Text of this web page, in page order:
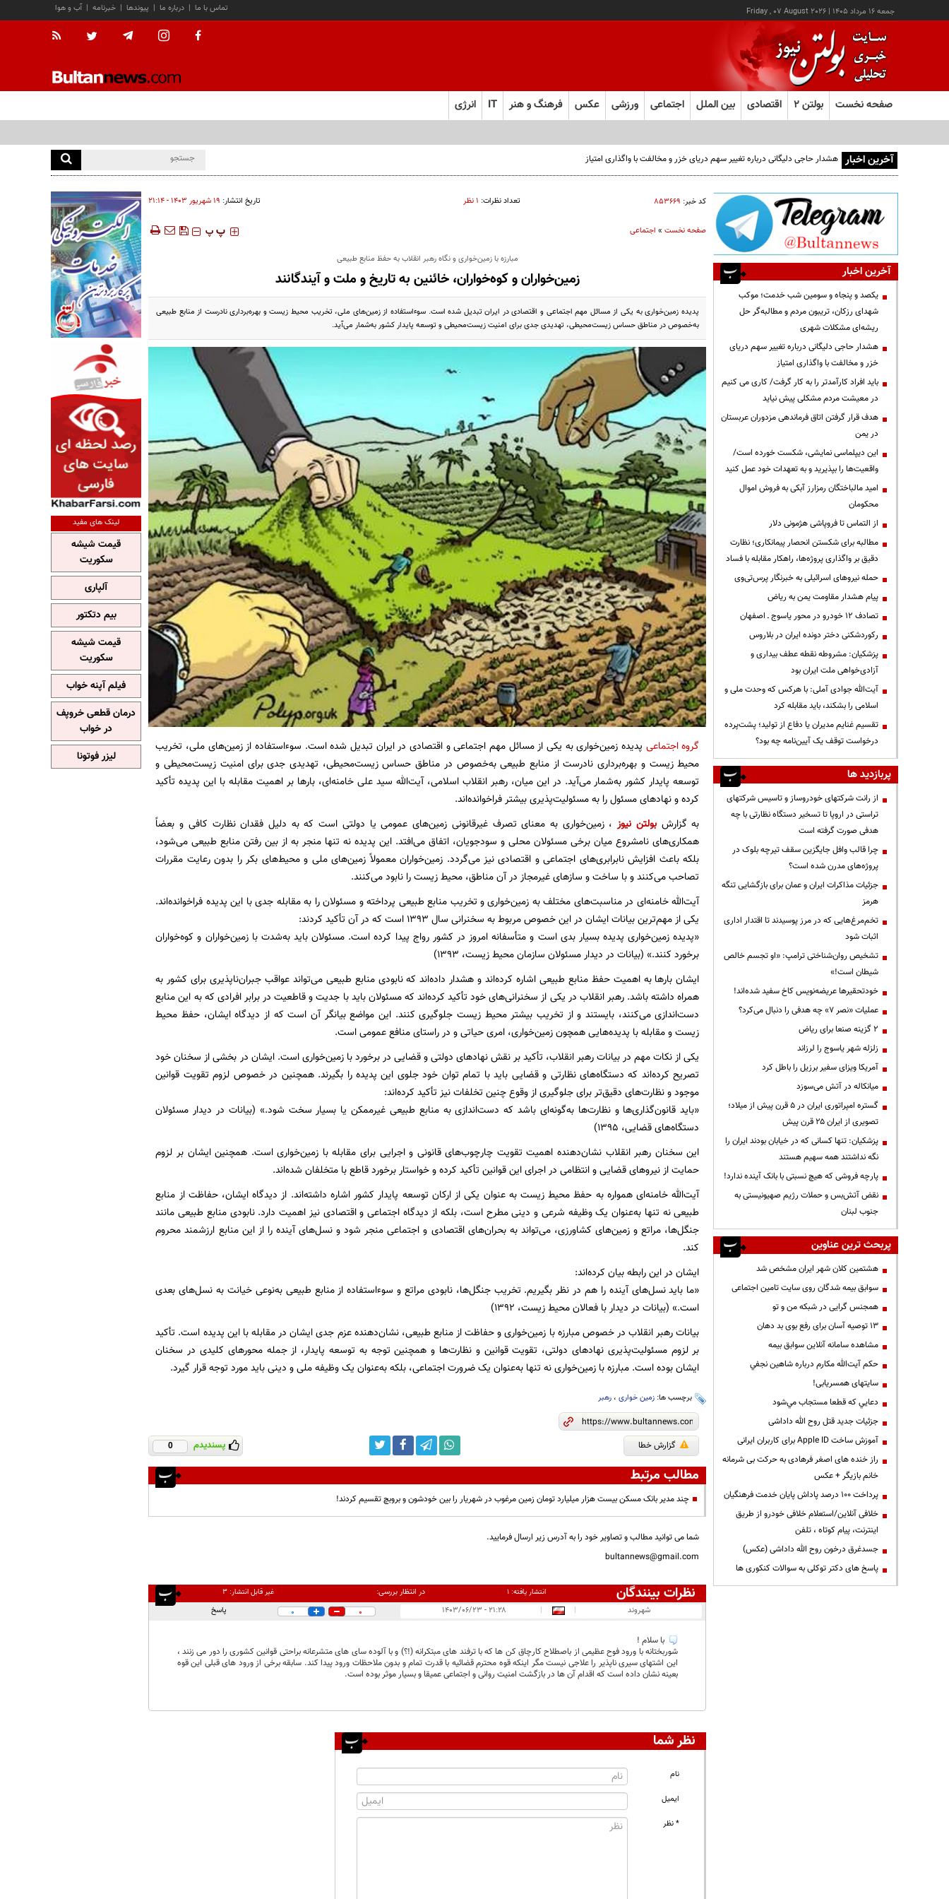
جمعه ۱۶ مرداد ۱۴۰۵ |
Friday , 07 August 2026 آب و هوا | خبرنامه | پیوندها | درباره ما | تماس با ما
صفحه نخست بولتن ۲ اقتصادی بین الملل اجتماعی ورزشی عکس فرهنگ و هنر IT انرژی
آخرین اخبار
کد خبر: ۸۵۳۶۶۹ تعداد نظرات: ۱ نظر تاریخ انتشار: ۱۹ شهريور ۱۴۰۳ - ۲۱:۱۴
صفحه نخست» اجتماعی ‍‍‍ پ پ
مبارزه با زمین‌خواری و نگاه رهبر انقلاب به حفظ منابع طبیعی
زمین‌خواران و کوه‌خواران، خائنین به تاریخ و ملت و آیندگانند
پدیده زمین‌خواری به یکی از مسائل مهم اجتماعی و اقتصادی در ایران تبدیل شده است. سوء‌استفاده از زمین‌های ملی، تخریب محیط زیست و بهره‌برداری نادرست از منابع طبیعی
به‌خصوص در مناطق حساس زیست‌محیطی، تهدیدی جدی برای امنیت زیست‌محیطی و توسعه پایدار کشور به‌شمار می‌آید.
گروه اجتماعی پدیده زمین‌خواری به یکی از مسائل مهم اجتماعی و اقتصادی در ایران تبدیل شده است. سوء‌استفاده از زمین‌های ملی، تخریب
محیط زیست و بهره‌برداری نادرست از منابع طبیعی به‌خصوص در مناطق حساس زیست‌محیطی، تهدیدی جدی برای امنیت زیست‌محیطی و
توسعه پایدار کشور به‌شمار می‌آید. در این میان، رهبر انقلاب اسلامی، آیت‌الله سید علی خامنه‌ای، بارها بر اهمیت مقابله با این پدیده تأکید
کرده و نهادهای مسئول را به مسئولیت‌پذیری بیشتر فراخوانده‌اند.
به گزارشبولتن نیوز، زمین‌خواری به معنای تصرف غیرقانونی زمین‌های عمومی یا دولتی است که به دلیل فقدان نظارت کافی و بعضاً
همکاری‌های نامشروع میان برخی مسئولان محلی و سودجویان، اتفاق می‌افتد. این پدیده نه تنها منجر به از بین رفتن منابع طبیعی می‌شود،
بلکه باعث افزایش نابرابری‌های اجتماعی و اقتصادی نیز می‌گردد. زمین‌خواران معمولاً زمین‌های ملی و محیط‌های بکر را بدون رعایت مقررات
تصاحب می‌کنند و با ساخت و سازهای غیرمجاز در آن مناطق، محیط زیست را نابود می‌کنند.
آیت‌الله خامنه‌ای در مناسبت‌های مختلف به زمین‌خواری و تخریب منابع طبیعی پرداخته و مسئولان را به مقابله جدی با این پدیده فراخوانده‌اند.
یکی از مهم‌ترین بیانات ایشان در این خصوص مربوط به سخنرانی سال ۱۳۹۳ است که در آن تأکید کردند:
«پدیده‌ زمین‌خواری پدیده‌ بسیار بدی است و متأسفانه امروز در کشور رواج پیدا کرده است. مسئولان باید به‌شدت با زمین‌خواران و کوه‌خواران
برخورد کنند.» (بیانات در دیدار مسئولان سازمان محیط زیست، ۱۳۹۳)
ایشان بارها به اهمیت حفظ منابع طبیعی اشاره کرده‌اند و هشدار داده‌اند که نابودی منابع طبیعی می‌تواند عواقب جبران‌ناپذیری برای کشور به
همراه داشته باشد. رهبر انقلاب در یکی از سخنرانی‌های خود تأکید کرده‌اند که مسئولان باید با جدیت و قاطعیت در برابر افرادی که به این منابع
دست‌اندازی می‌کنند، بایستند و از تخریب بیشتر محیط زیست جلوگیری کنند. این مواضع بیانگر آن است که از دیدگاه ایشان، حفظ محیط
زیست و مقابله با پدیده‌هایی همچون زمین‌خواری، امری حیاتی و در راستای منافع عمومی است.
یکی از نکات مهم در بیانات رهبر انقلاب، تأکید بر نقش نهادهای دولتی و قضایی در برخورد با زمین‌خواری است. ایشان در بخشی از سخنان خود
تصریح کرده‌اند که دستگاه‌های نظارتی و قضایی باید با تمام توان خود جلوی این پدیده را بگیرند. همچنین در خصوص لزوم تقویت قوانین
موجود و نظارت‌های دقیق‌تر برای جلوگیری از وقوع چنین تخلفات نیز تأکید کرده‌اند:
«باید قانون‌گذاری‌ها و نظارت‌ها به‌گونه‌ای باشد که دست‌اندازی به منابع طبیعی غیرممکن یا بسیار سخت شود.» (بیانات در دیدار مسئولان
دستگاه‌های قضایی، ۱۳۹۵)
این سخنان رهبر انقلاب نشان‌دهنده اهمیت تقویت چارچوب‌های قانونی و اجرایی برای مقابله با زمین‌خواری است. همچنین ایشان بر لزوم
حمایت از نیروهای قضایی و انتظامی در اجرای این قوانین تأکید کرده و خواستار برخورد قاطع با متخلفان شده‌اند.
آیت‌الله خامنه‌ای همواره به حفظ محیط زیست به عنوان یکی از ارکان توسعه پایدار کشور اشاره داشته‌اند. از دیدگاه ایشان، حفاظت از منابع
طبیعی نه تنها به‌عنوان یک وظیفه شرعی و دینی مطرح است، بلکه از دیدگاه اجتماعی و اقتصادی نیز اهمیت دارد. نابودی منابع طبیعی مانند
جنگل‌ها، مراتع و زمین‌های کشاورزی، می‌تواند به بحران‌های اقتصادی و اجتماعی منجر شود و نسل‌های آینده را از این منابع ارزشمند محروم
کند.
ایشان در این رابطه بیان کرده‌اند:
«ما باید نسل‌های آینده را هم در نظر بگیریم. تخریب جنگل‌ها، نابودی مراتع و سوء‌استفاده از منابع طبیعی به‌نوعی خیانت به نسل‌های بعدی
است.» (بیانات در دیدار با فعالان محیط زیست، ۱۳۹۲)
بیانات رهبر انقلاب در خصوص مبارزه با زمین‌خواری و حفاظت از منابع طبیعی، نشان‌دهنده عزم جدی ایشان در مقابله با این پدیده است. تأکید
بر لزوم مسئولیت‌پذیری نهادهای دولتی، تقویت قوانین و نظارت‌ها و همچنین توجه به توسعه پایدار، از جمله محورهای کلیدی در سخنان
ایشان بوده است. مبارزه با زمین‌خواری نه تنها به‌عنوان یک ضرورت اجتماعی، بلکه به‌عنوان یک وظیفه ملی و دینی باید مورد توجه قرار گیرد.
برچسب ها: زمین خواری، رهبر
گزارش خطا پسندیدم 0
مطالب مرتبط
چند مدیر بانک مسکن بیست هزار میلیارد تومان زمین مرغوب در شهریار را بین خودشون و بروبچ تقسیم کردند!
شما می توانید مطالب و تصاویر خود را به آدرس زیر ارسال فرمایید.
bultannews@gmail.com
نظرات بینندگان انتشار یافته:۱ در انتظار بررسی: غیر قابل انتشار:۳
شهروند |
| ۲۱:۲۸ - ۱۴۰۳/۰۶/۲۳ 0
0 پاسخ
با سلام !
شوربختانه با ورود فوح عظیمی از باصطلاح کارچاق کن ها که با ترفند های مبتکرانه (!؟) و با آلوده سای های متشرعانه براحتی قوانین کشوری را دور می زنند ،
این اشتهای سیری ناپذیر را علاجی نیست مگر اینکه قوه محترم قضائیه با قدرت تمام و بدون ملاحظات ورود پیدا کند. سابقه برخی از ورود های قبلی این قوه
بعینه نشان داده است که اقدام آن ها در بازگشت امنیت روانی و اجتماعی عمیقا و بسیار موثر بوده است.
نظر شما
نام
ایمیل
* نظر
آخرین اخبار
یکصد و پنجاه و سومین شب خدمت؛ موکب
شهدای رزکان، تریبون مردم و مطالبه‌گر حل
ریشه‌ای مشکلات شهری
هشدار حاجی دلیگانی درباره تغییر سهم دریای
خزر و مخالفت با واگذاری امتیاز
باید افراد کارآمدتر را به کار گرفت/ کاری می کنیم
در معیشت مردم مشکلی پیش نیاید
هدف قرار گرفتن اتاق‌ فرماندهی مزدوران عربستان
در یمن
این دیپلماسی نمایشی، شکست خورده است/
واقعیت‌ها را بپذیرید و به تعهدات خود عمل کنید
امید مالباختگان رمزارز آبکی به فروش اموال
محکومان
از التماس تا فروپاشی هژمونی دلار
مطالبه برای شکستن انحصار پیمانکاری؛ نظارت
دقیق بر واگذاری پروژه‌ها، راهکار مقابله با فساد
حمله نیروهای اسرائیلی به خبرنگار پرس‌تی‌وی
پیام هشدار مقاومت یمن به ریاض
تصادف ۱۲ خودرو در محور یاسوج ـ اصفهان
رکوردشکنی دختر دونده ایران در بلاروس
پزشکیان: مشروطه نقطه عطف بیداری و
آزادی‌خواهی ملت ایران بود
آیت‌الله جوادی آملی: با هرکس که وحدت ملی و
اسلامی را بشکند، باید مقابله کرد
تقسیم غنایم مدیران یا دفاع از تولید؛ پشت‌پرده
درخواست توقف یک آیین‌نامه چه بود؟
پربازدید ها
از رانت‌ شرکتهای خودروساز و تاسیس شرکتهای
تراستی در اروپا تا تسخیر دستگاه نظارتی با چه
هدفی صورت گرفته است
چرا قالب وافل جایگزین سقف تیرچه بلوک در
پروژه‌های مدرن شده است؟
جزئیات مذاکرات ایران و عمان برای بازگشایی تنگه
هرمز
تخم‌مرغ‌هایی که در مرز پوسیدند تا اقتدار اداری
اثبات شود
تشخیص روان‌شناختی ترامپ: «او تجسم خالص
شیطان است!»
خودتحقیرها عریضه‌نویس کاخ سفید شده‌اند!
عملیات «نصر ۷» چه هدفی را دنبال می‌کرد؟
۲ گزینه صنعا برای ریاض
زلزله شهر یاسوج را لرزاند
آمریکا ویزای سفیر برزیل را باطل کرد
میانکاله در آتش می‌سوزد
گستره امپراتوری ایران در ۵ قرن پیش از میلاد؛
تصویری از ایران ۲۵ قرن پیش
پزشکیان: تنها کسانی که در خیابان بودند ایران را
نگه نداشتند همه سهیم هستند
پارچه فروشی که هیچ نسبتی با بانک آینده ندارد!
نقض آتش‌بس و حملات رژیم صهیونیستی به
جنوب لبنان
پربحث ترین عناوین
هشتمین کلان شهر ایران مشخص شد
سوابق بیمه شدگان روی سایت تامین اجتماعی
همجنس گرایی در شبکه من و تو
13 توصیه آسان برای رفع بوی بد دهان
مشاهده سامانه آنلاين سوابق بیمه
حكم آيت‌الله مكارم درباره شاهين نجفي
سایتهای همسریابی!
دعايي كه قطعا مستجاب مي‌شود
جزئیات جدید قتل روح الله داداشی
آموزش ساخت Apple ID برای کاربران ایرانی
راز خنده های اصغر فرهادی به حرکت بی شرمانه
خانم بازیگر + عکس
پرداخت ۱۰۰ درصد پاداش پایان خدمت فرهنگیان
خلافی آنلاین/استعلام خلافی خودرو از طریق
اینترنت، پیام کوتاه ، تلفن
جسدغرق درخون روح الله داداشی (عکس)
پاسخ های دکتر توکلی به سوالات کنکوری ها
لینک های مفید
قیمت شیشه
سکوریت
آلپاری
بیم دتکتور
قیمت شیشه
سکوریت
فیلم آپنه خواب
درمان قطعی خروپف
در خواب
لیزر فوتونا